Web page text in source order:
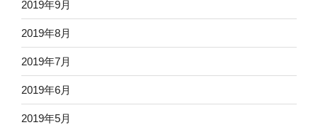
2019年9月
2019年8月
2019年7月
2019年6月
2019年5月